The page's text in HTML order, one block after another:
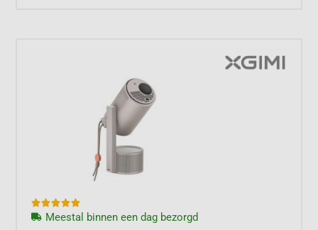

Meestal binnen een dag bezorgd